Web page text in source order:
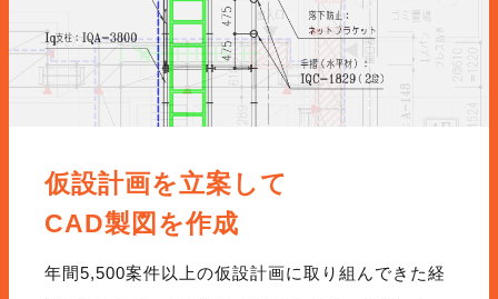
仮設計画を立案して
CAD製図を作成
年間5,500案件以上の仮設計画に取り組んできた経